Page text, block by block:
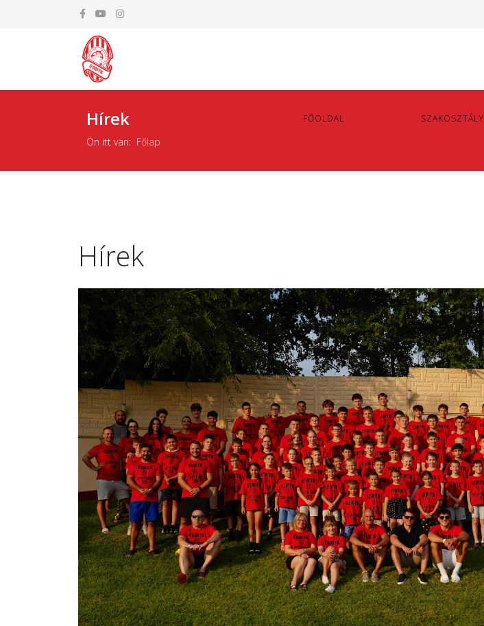
FŐOLDAL SZAKOSZTÁLY
Hírek
Ön itt van: Főlap
Hírek